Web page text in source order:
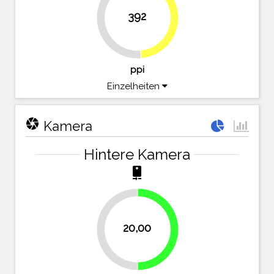
392 48.6%
ppi
Einzelheiten
camera Kamera
Hintere Kamera
camera_rear
20,00 50%